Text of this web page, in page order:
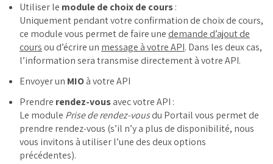
Utiliser le module de choix de cours:
Uniquement pendant votre confirmation de choix de cours,
ce module vous permet de faire unedemande d’ajout de
coursou d’écrire un message à votre API. Dans les deux cas,
l’information sera transmise directement à votre API.
Envoyer un MIOà votre API
Prendre rendez-vousavec votre API :
Le module Prise de rendez‐vousdu Portail vous permet de
prendre rendez‐vous (s’il n’y a plus de disponibilité, nous
vous invitons à utiliser l’une des deux options
précédentes).